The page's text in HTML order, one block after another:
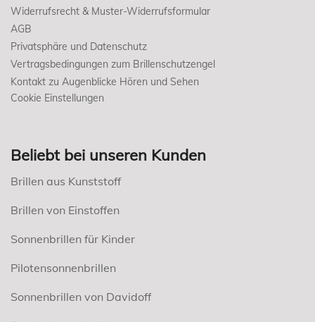
Widerrufsrecht & Muster-Widerrufsformular
AGB
Privatsphäre und Datenschutz
Vertragsbedingungen zum Brillenschutzengel
Kontakt zu Augenblicke Hören und Sehen
Cookie Einstellungen
Beliebt bei unseren Kunden
Brillen aus Kunststoff
Brillen von Einstoffen
Sonnenbrillen für Kinder
Pilotensonnenbrillen
Sonnenbrillen von Davidoff